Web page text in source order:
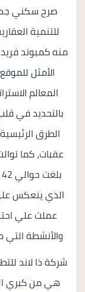
صرح سكني
للتنمية
منه كمبوند
الأمثل
المعالم
الطرق
عقبات، كما
الذي ينعكس علي
عملت علي
والأنشطة التي
هي من كبري